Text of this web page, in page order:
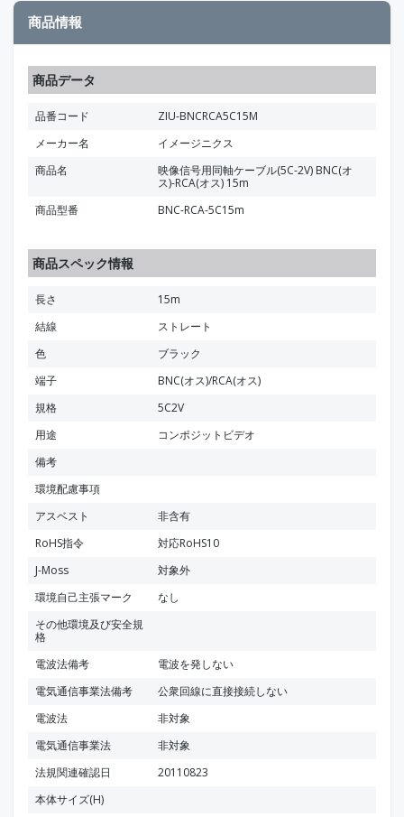
商品情報
商品データ
品番コード
ZIU-BNCRCA5C15M
メーカー名
イメージニクス
商品名
映像信号用同軸ケーブル(5C-2V) BNC(オ
ス)-RCA(オス) 15m
商品型番
BNC-RCA-5C15m
商品スペック情報
長さ
15m
結線
ストレート
色
ブラック
端子
BNC(オス)/RCA(オス)
規格
5C2V
用途
コンポジットビデオ
備考
環境配慮事項
アスベスト
非含有
RoHS指令
対応RoHS10
J-Moss
対象外
環境自己主張マーク
なし
その他環境及び安全規
格
電波法備考
電波を発しない
電気通信事業法備考
公衆回線に直接接続しない
電波法
非対象
電気通信事業法
非対象
法規関連確認日
20110823
本体サイズ(H)